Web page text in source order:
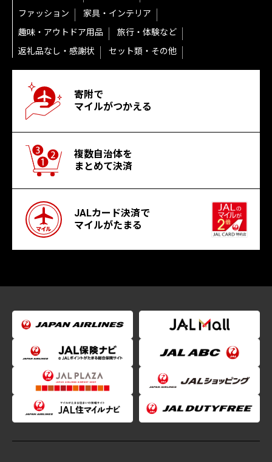
ファッション
家具・インテリア
趣味・アウトドア用品
旅行・体験など
返礼品なし・感謝状
セット類・その他
寄附で
マイルがつかえる
複数自治体を
まとめて決済
JALカード決済で
マイルがたまる